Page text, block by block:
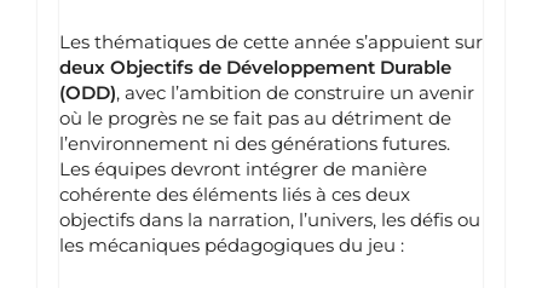
Les thématiques de cette année s’appuient sur
deux Objectifs de Développement Durable
(ODD), avec l’ambition de construire un avenir
où le progrès ne se fait pas au détriment de
l’environnement ni des générations futures.
Les équipes devront intégrer de manière
cohérente des éléments liés à ces deux
objectifs dans la narration, l’univers, les défis ou
les mécaniques pédagogiques du jeu :